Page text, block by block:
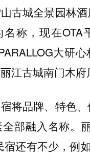
古城全景园林
称，现在OTA
大研
江古城南门木府
将品牌、特色
部融入名称。
宿还有不少，例